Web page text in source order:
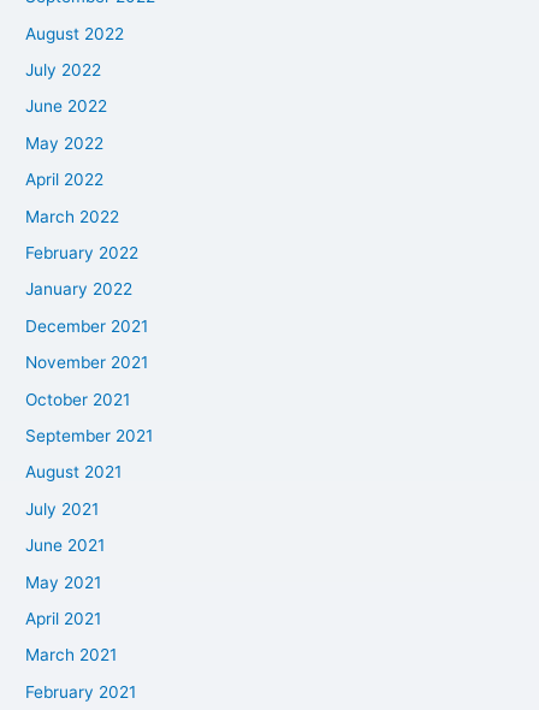
August 2022
July 2022
June 2022
May 2022
April 2022
March 2022
February 2022
January 2022
December 2021
November 2021
October 2021
September 2021
August 2021
July 2021
June 2021
May 2021
April 2021
March 2021
February 2021